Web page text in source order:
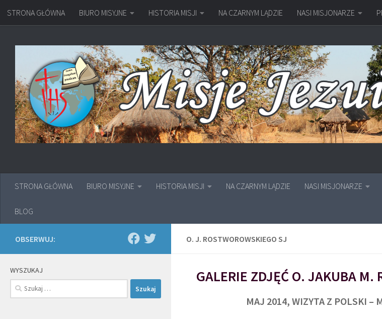
Przejdź do treści
STRONA GŁÓWNA BIURO MISYJNE HISTORIA MISJI NA CZARNYM LĄDZIE NASI MISJONARZE
STRONA GŁÓWNA BIURO MISYJNE HISTORIA MISJI NA CZARNYM LĄDZIE NASI MISJONARZE
BLOG
O. J. ROSTWOROWSKIEGO SJ
GALERIE ZDJĘĆ O. JAKUBA M.
MAJ 2014, WIZYTA Z POLSKI –
OBSERWUJ:
WYSZUKAJ
Szukaj: